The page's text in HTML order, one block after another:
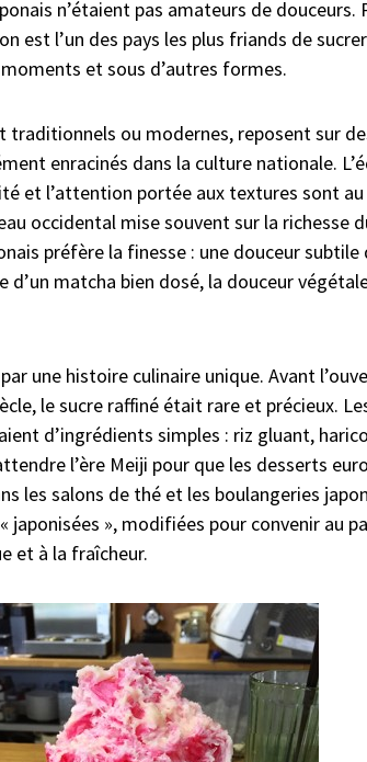
n’étaient pas amateurs de
est l’un des pays les plus friands de
et sous d’autres formes.
traditionnels ou modernes, reposent sur
enracinés dans la culture nationale.
et l’attention portée aux textures sont
occidental mise souvent sur la richesse
préfère la finesse : une douceur subtile
matcha bien dosé, la douceur
une histoire culinaire unique. Avant
le sucre raffiné était rare et précieux.
d’ingrédients simples : riz gluant,
l’ère Meiji pour que les desserts
les salons de thé et les boulangeries
», modifiées pour convenir au
et à la fraîcheur.